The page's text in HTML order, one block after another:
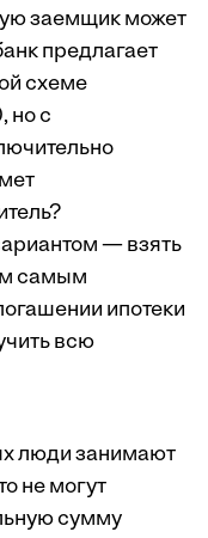
заемщик может
предлагает
схеме
но с
— взять
самым
ипотеки
всю
люди занимают
не могут
сумму